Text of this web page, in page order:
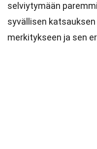
selviytymään
syvällisen
merkitykseen ja sen